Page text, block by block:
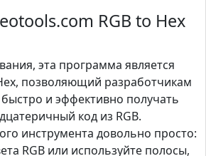
RGB to Hex
эта программа является
позволяющий разработчикам
и эффективно получать
код из RGB.
инструмента довольно просто:
RGB или используйте полосы,